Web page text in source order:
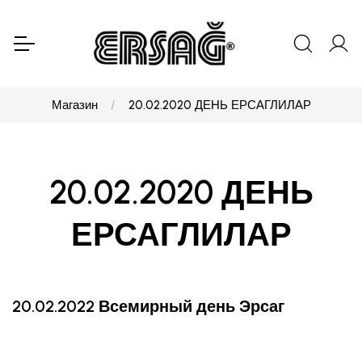
Магазин 20.02.2020 ДЕНЬ ЕРСАГЛИЛАР
20.02.2020 ДЕНЬ
ЕРСАГЛИЛАР
20.02.2022 Всемирный день Эрсаг